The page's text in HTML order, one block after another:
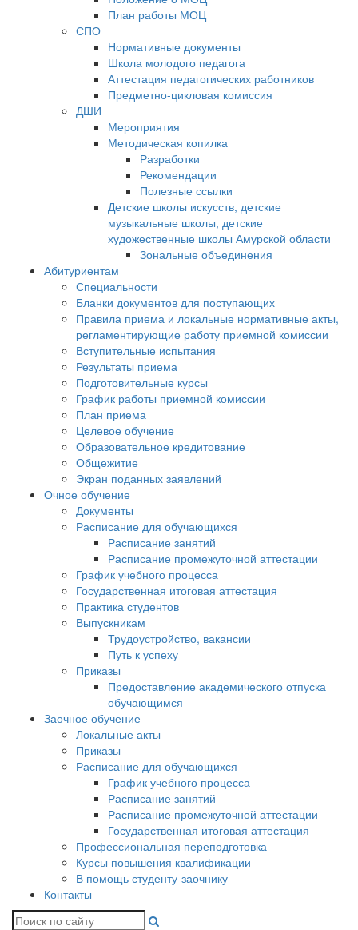
План работы МОЦ
СПО
Нормативные документы
Школа молодого педагога
Аттестация педагогических работников
Предметно-цикловая комиссия
ДШИ
Мероприятия
Методическая копилка
Разработки
Рекомендации
Полезные ссылки
Детские школы искусств, детские
музыкальные школы, детские
художественные школы Амурской области
Зональные объединения
Абитуриентам
Специальности
Бланки документов для поступающих
Правила приема и локальные нормативные акты,
регламентирующие работу приемной комиссии
Вступительные испытания
Результаты приема
Подготовительные курсы
График работы приемной комиссии
План приема
Целевое обучение
Образовательное кредитование
Общежитие
Экран поданных заявлений
Очное обучение
Документы
Расписание для обучающихся
Расписание занятий
Расписание промежуточной аттестации
График учебного процесса
Государственная итоговая аттестация
Практика студентов
Выпускникам
Трудоустройство, вакансии
Путь к успеху
Приказы
Предоставление академического отпуска
обучающимся
Заочное обучение
Локальные акты
Приказы
Расписание для обучающихся
График учебного процесса
Расписание занятий
Расписание промежуточной аттестации
Государственная итоговая аттестация
Профессиональная переподготовка
Курсы повышения квалификации
В помощь студенту-заочнику
Контакты